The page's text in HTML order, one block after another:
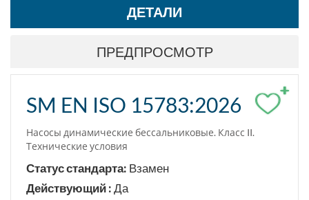
ДЕТАЛИ
ПРЕДПРОСМОТР
+
SM EN ISO 15783:2026
Насосы динамические бессальниковые. Класс II.
Технические условия
Статус стандарта: Взамен
Действующий :Да